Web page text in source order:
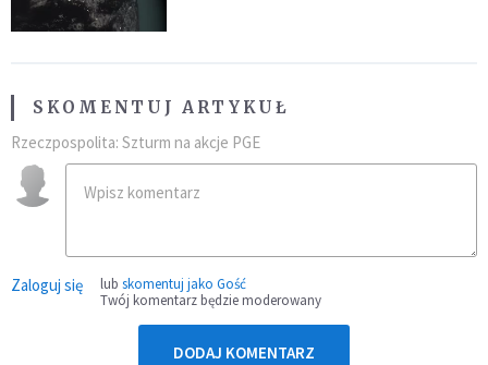
SKOMENTUJ ARTYKUŁ
Rzeczpospolita: Szturm na akcje PGE
Zaloguj się lub skomentuj jako Gość
Twój komentarz będzie moderowany
DODAJ KOMENTARZ